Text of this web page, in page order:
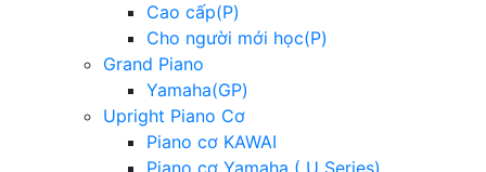
Cao cấp(P)
Cho người mới học(P)
Grand Piano
Yamaha(GP)
Upright Piano Cơ
Piano cơ KAWAI
Piano cơ Yamaha ( U Series)